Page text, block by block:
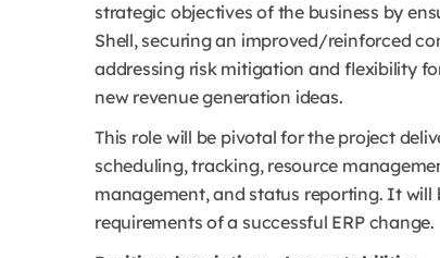
strategic objectives of the business by
Shell, securing an improved/reinforced
addressing risk mitigation and flexibility
new revenue generation ideas.
This role will be pivotal for the project
scheduling, tracking, resource
management, and status reporting. It will
requirements of a successful ERP change.